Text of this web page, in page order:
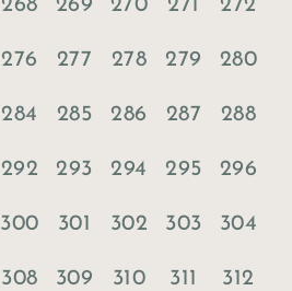
268 269 270 271 272
276 277 278 279 280
284 285 286 287 288
292 293 294 295 296
300 301 302 303 304
308 309 310 311 312